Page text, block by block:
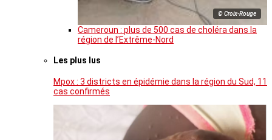
© Croix-Rouge
Cameroun : plus de 500 cas de choléra dans la
région de l’Extrême-Nord
Les plus lus
Mpox : 3 districts en épidémie dans la région du Sud, 11
cas confirmés